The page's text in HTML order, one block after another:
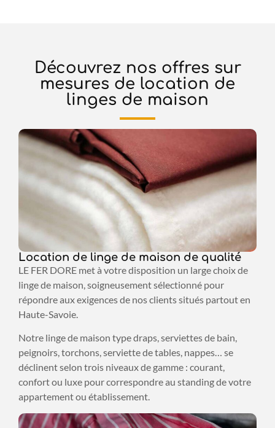
Découvrez nos offres sur
mesures de location de
linges de maison
Location de linge de maison de qualité
LE FER DORE met à votre disposition un large choix de
linge de maison, soigneusement sélectionné pour
répondre aux exigences de nos clients situés partout en
Haute-Savoie.
Notre linge de maison type draps, serviettes de bain,
peignoirs, torchons, serviette de tables, nappes… se
déclinent selon trois niveaux de gamme : courant,
confort ou luxe pour correspondre au standing de votre
appartement ou établissement.